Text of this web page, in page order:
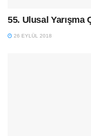
55. Ulusal Yarışma
26 EYLÜL 2018